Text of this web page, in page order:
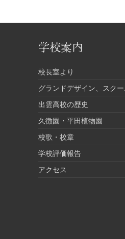
学校案内
校長室より
グランドデザイン、スク
出雲高校の歴史
久徴園・平田植物園
校歌・校章
学校評価報告
アクセス